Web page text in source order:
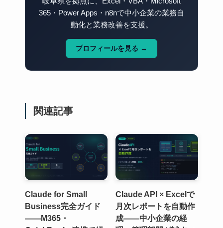
365・Power Apps・n8nで中小企業の業務自
動化と業務改善を支援。
プロフィールを見る →
関連記事
Claude for Small
Business完全ガイド
——M365・
Claude API × Excelで
月次レポートを自動作
成——中小企業の経